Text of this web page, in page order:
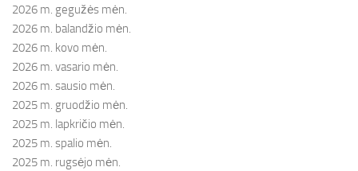
2026 m. gegužės mėn.
2026 m. balandžio mėn.
2026 m. kovo mėn.
2026 m. vasario mėn.
2026 m. sausio mėn.
2025 m. gruodžio mėn.
2025 m. lapkričio mėn.
2025 m. spalio mėn.
2025 m. rugsėjo mėn.